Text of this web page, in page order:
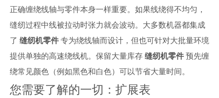
正确缠绕线轴与零件本身一样重要。如果线绕得不均匀，
缝纫过程中线被拉动时张力就会波动。大多数机器都集成
了 缝纫机零件专为绕线轴而设计，但也可针对大批量环境
提供单独的高速绕线机。保留大量库存缝纫机零件预先缠
绕常见颜色（例如黑色和白色）可以节省大量时间。
您需要了解的一切：扩展表